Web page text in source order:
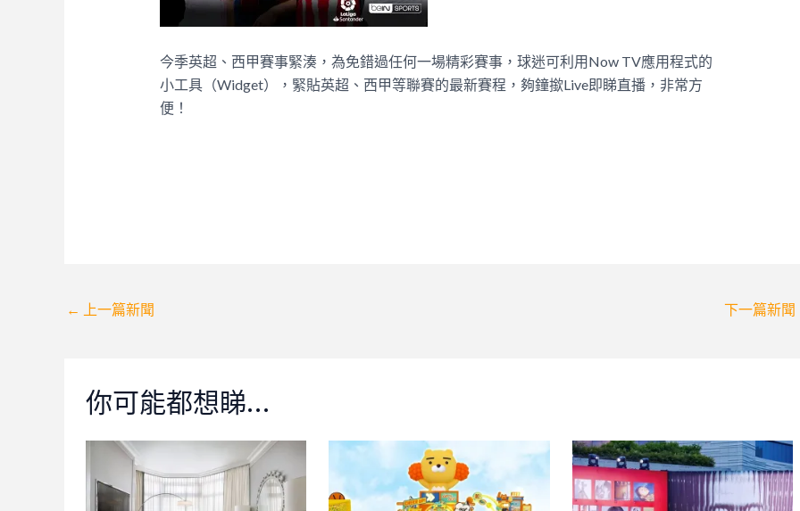
今季英超、西甲賽事緊湊，為免錯過任何一場精彩賽事，球迷可利用Now TV應用程式的
小工具（Widget），緊貼英超、西甲等聯賽的最新賽程，夠鐘撳Live即睇直播，非常方
便！
Post
← 上一篇新聞 下一篇新聞
你可能都想睇…